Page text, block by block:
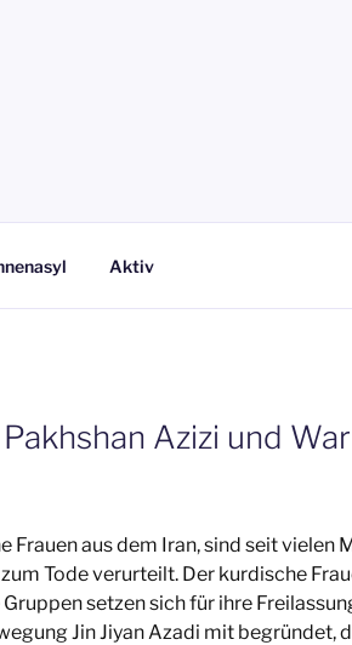
Aktiv
Azizi und
aus dem Iran, sind seit vielen
Tode verurteilt. Der kurdische
setzen sich für ihre
Jin Jiyan Azadi mit begründet,